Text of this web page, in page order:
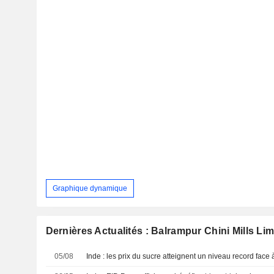
Graphique dynamique
Dernières Actualités : Balrampur Chini Mills
05/08